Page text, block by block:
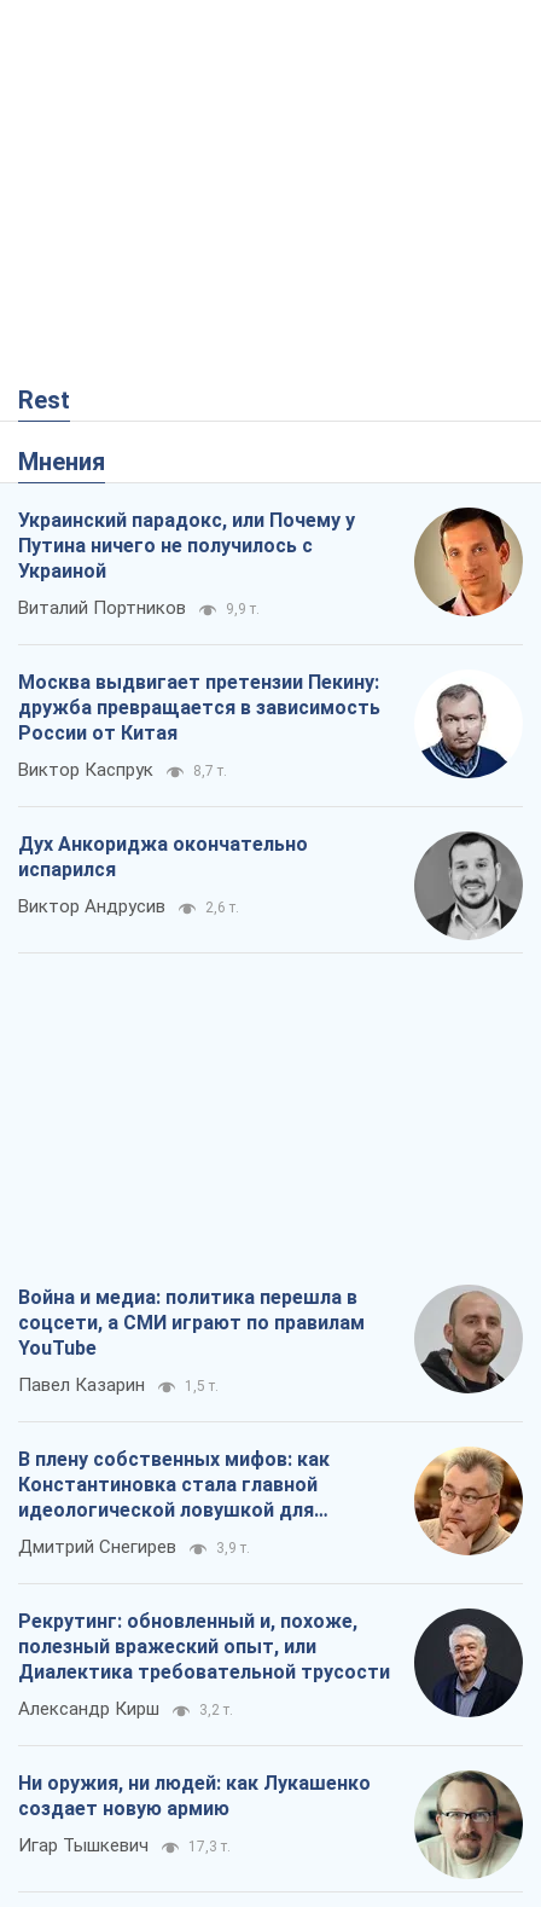
Rest
Мнения
Украинский парадокс, или Почему у
Путина ничего не получилось с
Украиной
Виталий Портников 9,9 т.
Москва выдвигает претензии Пекину:
дружба превращается в зависимость
России от Китая
Виктор Каспрук 8,7 т.
Дух Анкориджа окончательно
испарился
Виктор Андрусив 2,6 т.
Война и медиа: политика перешла в
соцсети, а СМИ играют по правилам
YouTube
Павел Казарин 1,5 т.
В плену собственных мифов: как
Константиновка стала главной
идеологической ловушкой для
российских оккупантов
Дмитрий Снегирев 3,9 т.
Рекрутинг: обновленный и, похоже,
полезный вражеский опыт, или
Диалектика требовательной трусости
Александр Кирш 3,2 т.
Ни оружия, ни людей: как Лукашенко
создает новую армию
Игар Тышкевич 17,3 т.